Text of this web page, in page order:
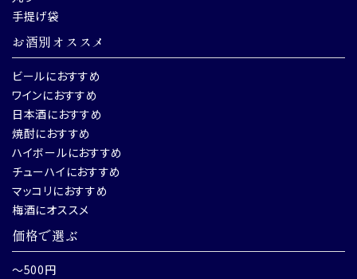
手提げ袋
お酒別オススメ
ビールにおすすめ
ワインにおすすめ
日本酒におすすめ
焼酎におすすめ
ハイボールにおすすめ
チューハイにおすすめ
マッコリにおすすめ
梅酒にオススメ
価格で選ぶ
～500円